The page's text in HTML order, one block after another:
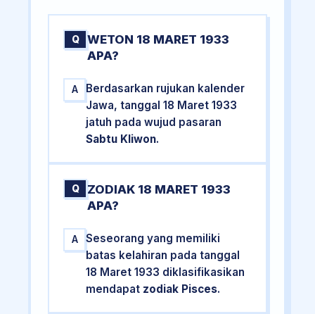
Q
WETON 18 MARET 1933
APA?
A
Berdasarkan rujukan kalender
Jawa, tanggal 18 Maret 1933
jatuh pada wujud pasaran
Sabtu Kliwon.
Q
ZODIAK 18 MARET 1933
APA?
A
Seseorang yang memiliki
batas kelahiran pada tanggal
18 Maret 1933 diklasifikasikan
mendapat zodiak Pisces.